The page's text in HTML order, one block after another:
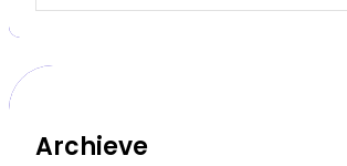
Archieve